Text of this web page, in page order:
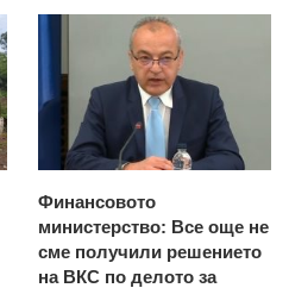
Финансовото
министерство: Все още не
сме получили решението
на ВКС по делото за